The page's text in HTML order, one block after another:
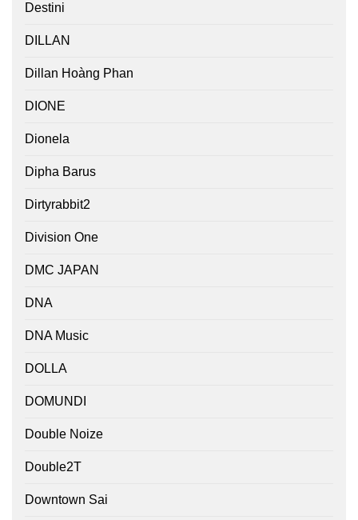
Destini
DILLAN
Dillan Hoàng Phan
DIONE
Dionela
Dipha Barus
Dirtyrabbit2
Division One
DMC JAPAN
DNA
DNA Music
DOLLA
DOMUNDI
Double Noize
Double2T
Downtown Sai